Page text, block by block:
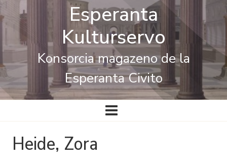
Esperanta
Kulturservo
Konsorcia magazeno de la
Esperanta Civito
Ĉefa
navigado
Heide, Zora